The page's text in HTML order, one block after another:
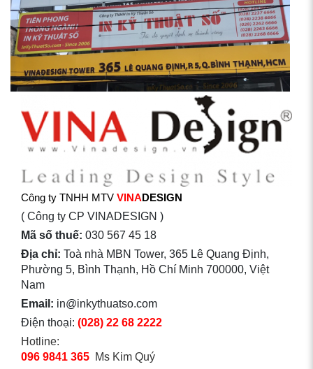
Công ty TNHH MTV VINADESIGN
( Công ty CP VINADESIGN )
Mã số thuế: 030 567 45 18
Địa chỉ: Toà nhà MBN Tower, 365 Lê Quang Định,
Phường 5, Bình Thạnh, Hồ Chí Minh 700000, Việt
Nam
Email: in@inkythuatso.com
Điện thoại: (028) 22 68 2222
Hotline:
096 9841 365 Ms Kim Quý